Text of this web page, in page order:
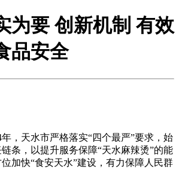
为要 创新机制 有效
品安全
天水市严格落实“四个最严”要求，始
条，以提升服务保障“天水麻辣烫”的能
加快“食安天水”建设，有力保障人民群